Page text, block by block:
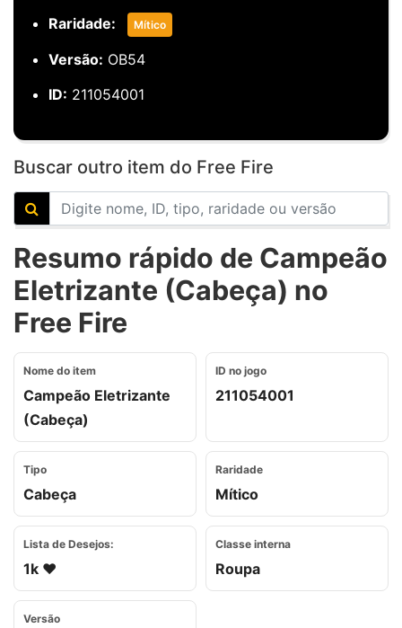
Raridade:
Mítico
Versão: OB54
ID: 211054001
Buscar outro item do Free Fire
Resumo rápido de Campeão
Eletrizante (Cabeça) no
Free Fire
Nome do item
Campeão Eletrizante
(Cabeça)
ID no jogo
211054001
Tipo
Cabeça
Raridade
Mítico
Lista de Desejos:
1k ❤️
Classe interna
Roupa
Versão